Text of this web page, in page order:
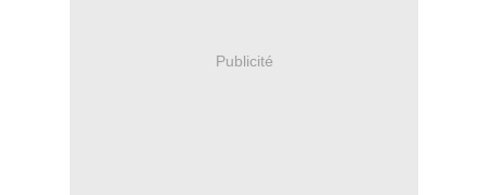
Publicité